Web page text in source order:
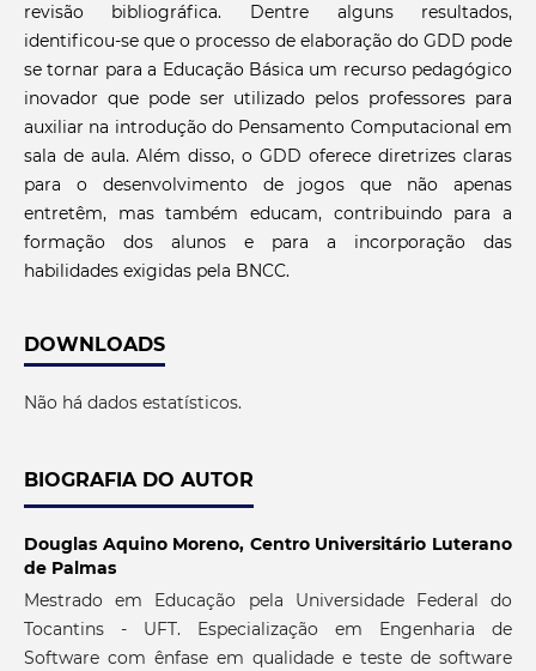
revisão bibliográfica. Dentre alguns resultados,
identificou-se que o processo de elaboração do GDD pode
se tornar para a Educação Básica um recurso pedagógico
inovador que pode ser utilizado pelos professores para
auxiliar na introdução do Pensamento Computacional em
sala de aula. Além disso, o GDD oferece diretrizes claras
para o desenvolvimento de jogos que não apenas
entretêm, mas também educam, contribuindo para a
formação dos alunos e para a incorporação das
habilidades exigidas pela BNCC.
DOWNLOADS
Não há dados estatísticos.
BIOGRAFIA DO AUTOR
Douglas Aquino Moreno, Centro Universitário Luterano
de Palmas
Mestrado em Educação pela Universidade Federal do
Tocantins - UFT. Especialização em Engenharia de
Software com ênfase em qualidade e teste de software